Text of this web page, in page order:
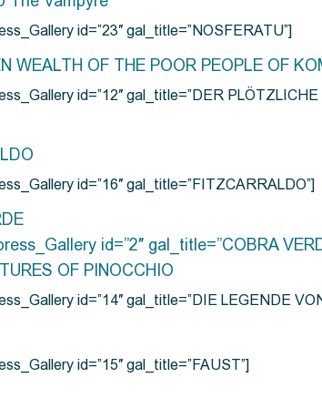
id=”23″ gal_title=”NOSFERATU”]
WEALTH OF THE POOR PEOPLE OF
id=”12″ gal_title=”DER
id=”16″ gal_title=”FITZCARRALDO”]
id=”2″ gal_title=”COBRA
OF PINOCCHIO
id=”14″ gal_title=”DIE LEGENDE
id=”15″ gal_title=”FAUST”]